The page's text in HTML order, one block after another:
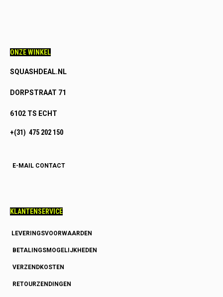
ONZE WINKEL
SQUASHDEAL.NL
DORPSTRAAT 71
6102 TS ECHT
+(31) 475 202 150
E-MAIL CONTACT
KLANTENSERVICE
LEVERINGSVOORWAARDEN
BETALINGSMOGELIJKHEDEN
VERZENDKOSTEN
RETOURZENDINGEN